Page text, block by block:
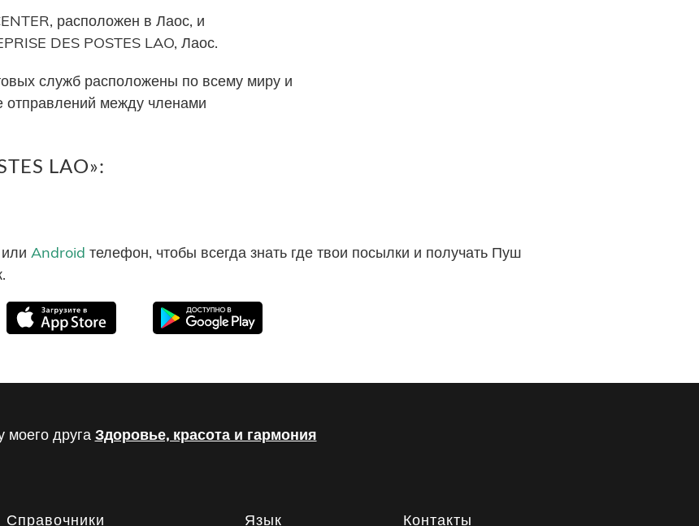
расположен в Лаос, и
DES POSTES LAO, Лаос.
служб расположены по всему миру и
отправлений между членами
LAO»:
или Android телефон, чтобы всегда знать где твои посылки и получать Пуш
моего друга Здоровье, красота и гармония
Справочники Язык Контакты